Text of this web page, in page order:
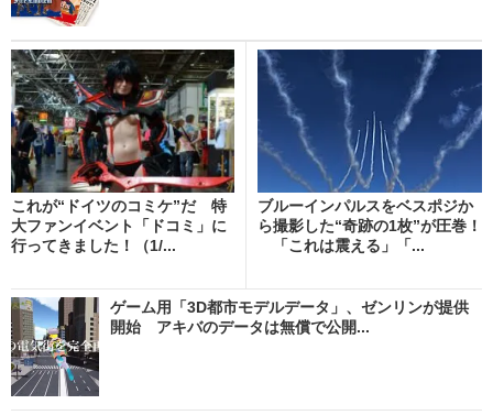
これが“ドイツのコミケ”だ 特
大ファンイベント「ドコミ」に
行ってきました！（1/...
ブルーインパルスをベスポジか
ら撮影した“奇跡の1枚”が圧巻！
「これは震える」「...
ゲーム用「3D都市モデルデータ」、ゼンリンが提供
開始 アキバのデータは無償で公開...